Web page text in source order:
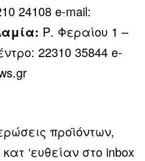
24108 e-mail:
Ρ. Φεραίου 1 –
22310 35844 e-
προϊόντων,
‘ευθείαν στο inbox